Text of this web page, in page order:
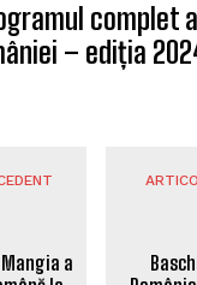
complet
– ediția